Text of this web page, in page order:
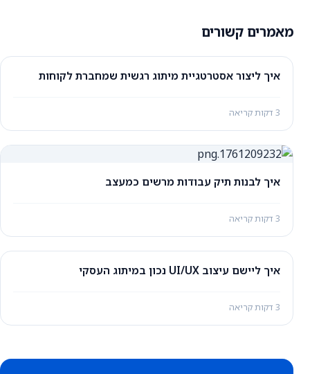
מאמרים קשורים
איך ליצור אסטרטגיית מיתוג רגשית שמחברת לקוחות
3 דקות קריאה
איך לבנות תיק עבודות מרשים כמעצב
3 דקות קריאה
איך ליישם עיצוב UI/UX נכון במיתוג העסקי
3 דקות קריאה